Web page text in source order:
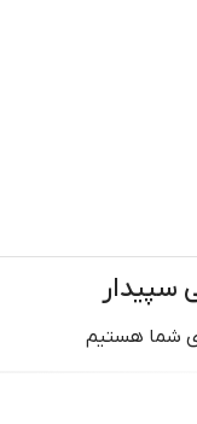
سپیدار
شما هستیم